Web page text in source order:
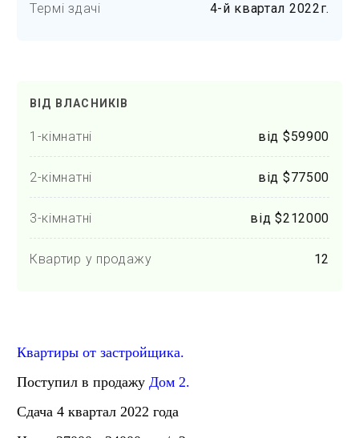
Термі здачі 4-й квартал 2022г.
ВІД ВЛАСНИКІВ
1-кімнатні від $59900
2-кімнатні від $77500
3-кімнатні від $212000
Квартир у продажу 12
Квартиры от застройщика.
Поступил в продажу Дом 2.
Сдача 4 квартал 2022 года